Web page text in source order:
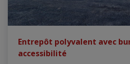
Entrepôt polyvalent avec
accessibilité